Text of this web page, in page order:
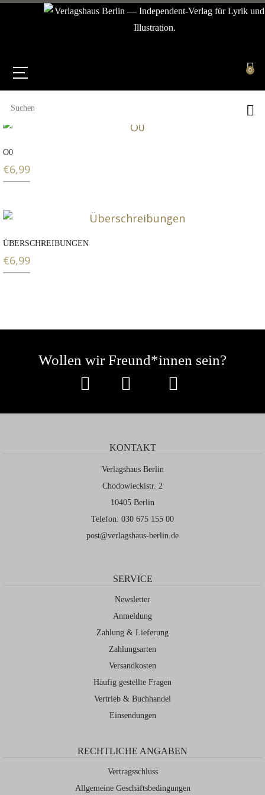
0
O0
€6,99
ÜBERSCHREIBUNGEN
€6,99
Wollen wir Freund*innen sein?
KONTAKT
Verlagshaus Berlin
Chodowieckistr. 2
10405 Berlin
Telefon: 030 675 155 00
post@verlagshaus-berlin.de
SERVICE
Newsletter
Anmeldung
Zahlung & Lieferung
Zahlungsarten
Versandkosten
Häufig gestellte Fragen
Vertrieb & Buchhandel
Einsendungen
RECHTLICHE ANGABEN
Vertragsschluss
Allgemeine Geschäftsbedingungen